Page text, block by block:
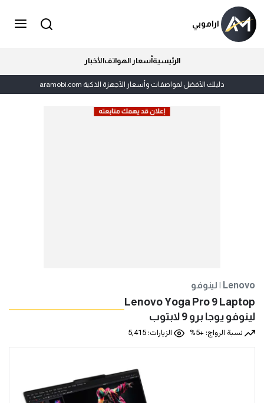
اراموبي
الرئيسيةأسعار الهواتفالأخبار
دليلك الأفضل لمواصفات وأسعار الأجهزة الذكية aramobi.com
لينوفو | Lenovo
Lenovo Yoga Pro 9 Laptop
لينوفو يوجا برو 9 لابتوب
نسبة الرواج: +5%
الزيارات: 5,415